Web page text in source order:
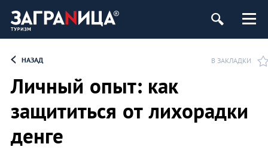
НАЗАД В ЗАКЛАДКИ
Личный опыт: как
защититься от лихорадки
денге